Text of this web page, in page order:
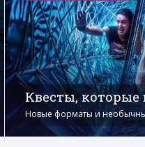
Квесты, которые
Новые форматы и